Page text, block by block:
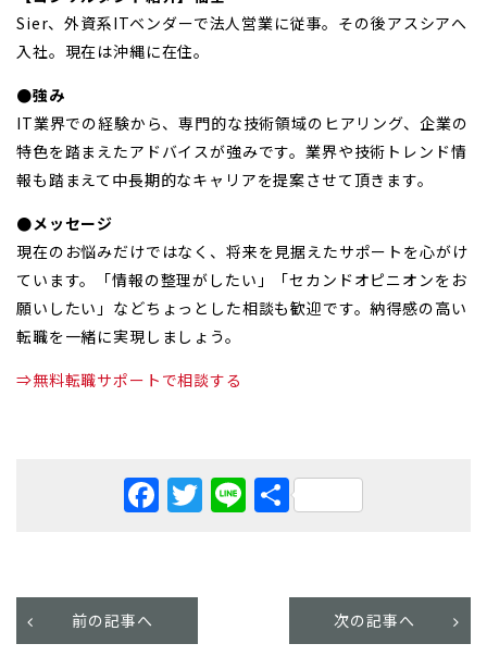
Sier、外資系ITベンダーで法人営業に従事。その後アスシアへ
入社。現在は沖縄に在住。
●強み
IT業界での経験から、専門的な技術領域のヒアリング、企業の
特色を踏まえたアドバイスが強みです。業界や技術トレンド情
報も踏まえて中長期的なキャリアを提案させて頂きます。
●メッセージ
現在のお悩みだけではなく、将来を見据えたサポートを心がけ
ています。「情報の整理がしたい」「セカンドオピニオンをお
願いしたい」などちょっとした相談も歓迎です。納得感の高い
転職を一緒に実現しましょう。
⇒無料転職サポートで相談する
Facebook
Twitter
Line
共
前の記事へ 次の記事へ